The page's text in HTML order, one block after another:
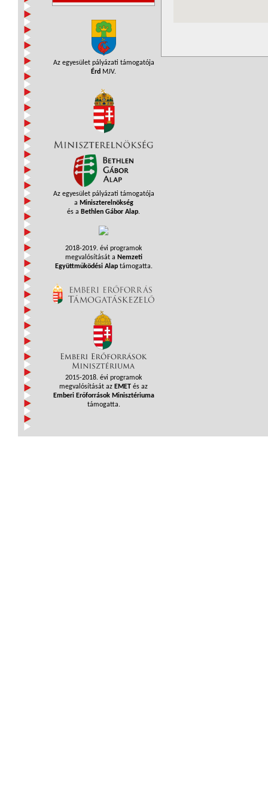
Az egyesület pályázati támogatója
Érd MJV.
Az egyesület pályázati támogatója
a Miniszterelnökség
és a Bethlen Gábor Alap.
2018-2019. évi programok
megvalósítását a Nemzeti
Együttműködési Alaptámogatta.
2015-2018. évi programok
megvalósítását az EMET és az
Emberi Erőforrások Minisztériuma
támogatta.